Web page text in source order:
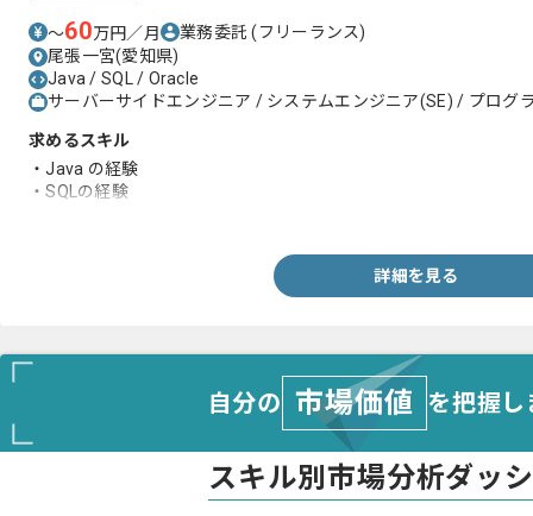
〜60万円／月 業務委託(フリーランス)
尾張一宮(愛知県)
Java / SQL / Oracle
サーバーサイドエンジニア / システムエンジニア(SE) / プログ
求めるスキル
・Java の経験
・SQLの経験
詳細を見る
自分の 市場価値 を把握
スキル別市場分析ダッ